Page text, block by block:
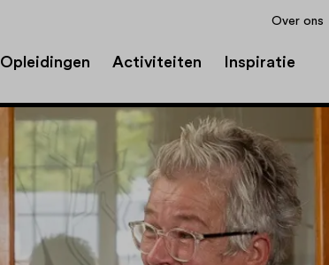
Over ons
Opleidingen Activiteiten Inspiratie